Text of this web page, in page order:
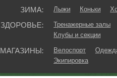
ЗИМА: Лыжи Коньки
ЗДОРОВЬЕ:
Тренажерные залы
Клубы и секции
Велоспорт
Экипировка